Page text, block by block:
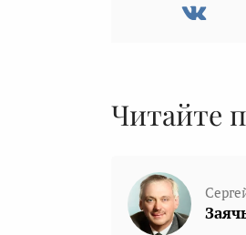
Читайте